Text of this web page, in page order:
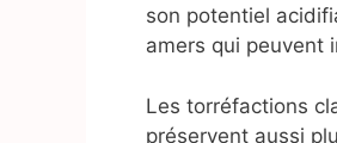
son potentiel
amers qui peuvent
Les torréfactions
préservent aussi